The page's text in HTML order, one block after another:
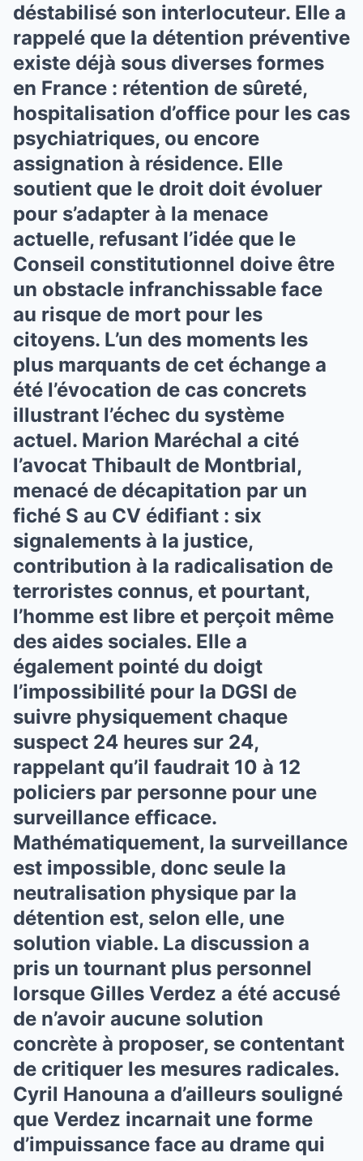
déstabilisé son interlocuteur. Elle a
rappelé que la détention préventive
existe déjà sous diverses formes
en France : rétention de sûreté,
hospitalisation d’office pour les cas
psychiatriques, ou encore
assignation à résidence. Elle
soutient que le droit doit évoluer
pour s’adapter à la menace
actuelle, refusant l’idée que le
Conseil constitutionnel doive être
un obstacle infranchissable face
au risque de mort pour les
citoyens. L’un des moments les
plus marquants de cet échange a
été l’évocation de cas concrets
illustrant l’échec du système
actuel. Marion Maréchal a cité
l’avocat Thibault de Montbrial,
menacé de décapitation par un
fiché S au CV édifiant : six
signalements à la justice,
contribution à la radicalisation de
terroristes connus, et pourtant,
l’homme est libre et perçoit même
des aides sociales. Elle a
également pointé du doigt
l’impossibilité pour la DGSI de
suivre physiquement chaque
suspect 24 heures sur 24,
rappelant qu’il faudrait 10 à 12
policiers par personne pour une
surveillance efficace.
Mathématiquement, la surveillance
est impossible, donc seule la
neutralisation physique par la
détention est, selon elle, une
solution viable. La discussion a
pris un tournant plus personnel
lorsque Gilles Verdez a été accusé
de n’avoir aucune solution
concrète à proposer, se contentant
de critiquer les mesures radicales.
Cyril Hanouna a d’ailleurs souligné
que Verdez incarnait une forme
d’impuissance face au drame qui